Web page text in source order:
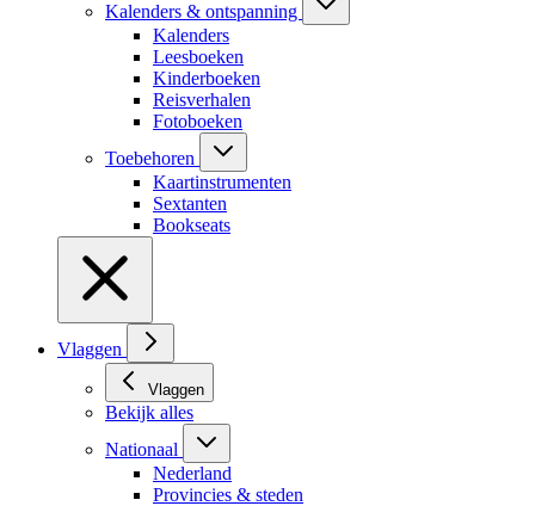
Kalenders & ontspanning
Kalenders
Leesboeken
Kinderboeken
Reisverhalen
Fotoboeken
Toebehoren
Kaartinstrumenten
Sextanten
Bookseats
Vlaggen
Vlaggen
Bekijk alles
Nationaal
Nederland
Provincies & steden